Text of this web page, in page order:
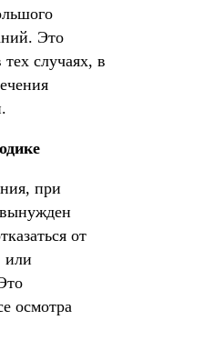
Это
случаях, в
при
от
или
осмотра